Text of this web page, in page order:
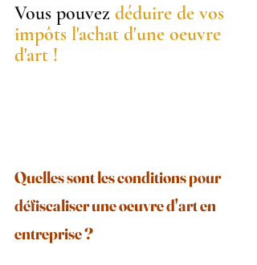
Vous pouvez déduire de vos
impôts l'achat d'une oeuvre
d'art !
Quelles sont les conditions pour
défiscaliser une oeuvre d'art en
entreprise ?